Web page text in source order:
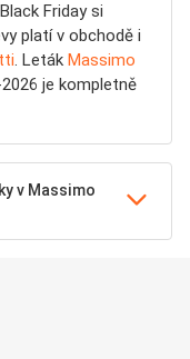
Friday si
platí v obchodě i
. Leták Massimo
je kompletně
v Massimo